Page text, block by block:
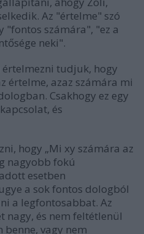
Az "értelme" szó
"fontos számára", "ez a
neki".
tudjuk, hogy
értelme, azaz számára mi
Csakhogy ez egy
és
hogy „Mi xy számára az
nagyobb fokú
esetben
a sok fontos dologból
a legfontosabbat. Az
nagy, és nem feltétlenül
benne, vagy nem